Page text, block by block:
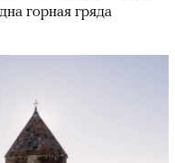
горная гряда